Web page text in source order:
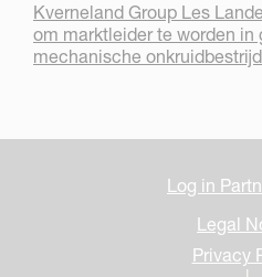
Kverneland Group Les
om marktleider te worden in
mechanische
Log in
Legal
Privacy